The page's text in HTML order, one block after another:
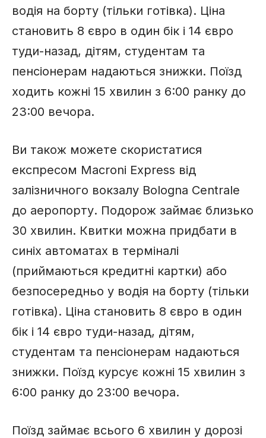
водія на борту (тільки готівка). Ціна
становить 8 євро в один бік і 14 євро
туди-назад, дітям, студентам та
пенсіонерам надаються знижки. Поїзд
ходить кожні 15 хвилин з 6:00 ранку до
23:00 вечора.
Ви також можете скористатися
експресом Macroni Express від
залізничного вокзалу Bologna Centrale
до аеропорту. Подорож займає близько
30 хвилин. Квитки можна придбати в
синіх автоматах в терміналі
(приймаються кредитні картки) або
безпосередньо у водія на борту (тільки
готівка). Ціна становить 8 євро в один
бік і 14 євро туди-назад, дітям,
студентам та пенсіонерам надаються
знижки. Поїзд курсує кожні 15 хвилин з
6:00 ранку до 23:00 вечора.
Поїзд займає всього 6 хвилин у дорозі